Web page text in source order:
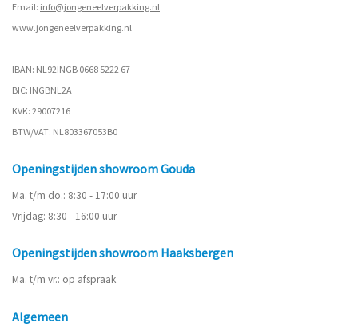
Email: info@jongeneelverpakking.nl
www.jongeneelverpakking.nl
IBAN: NL92INGB 0668 5222 67
BIC: INGBNL2A
KVK: 29007216
BTW/VAT: NL803367053B0
Openingstijden showroom Gouda
Ma. t/m do.: 8:30 - 17:00 uur
Vrijdag: 8:30 - 16:00 uur
Openingstijden showroom Haaksbergen
Ma. t/m vr.: op afspraak
Algemeen